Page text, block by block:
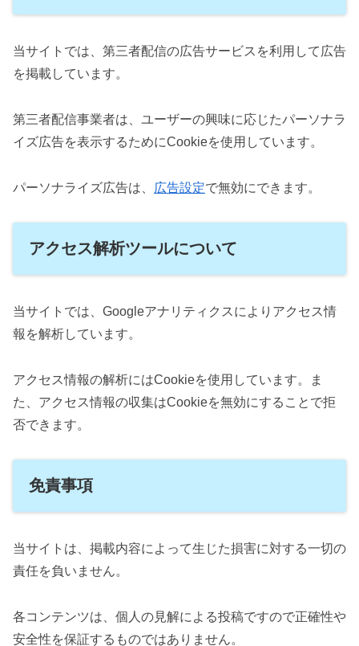
当サイトでは、第三者配信の広告サービスを利用して広告
を掲載しています。
第三者配信事業者は、ユーザーの興味に応じたパーソナラ
イズ広告を表示するためにCookieを使用しています。
パーソナライズ広告は、 広告設定で無効にできます。
アクセス解析ツールについて
当サイトでは、Googleアナリティクスによりアクセス情
報を解析しています。
アクセス情報の解析にはCookieを使用しています。ま
た、アクセス情報の収集はCookieを無効にすることで拒
否できます。
免責事項
当サイトは、掲載内容によって生じた損害に対する一切の
責任を負いません。
各コンテンツは、個人の見解による投稿ですので正確性や
安全性を保証するものではありません。